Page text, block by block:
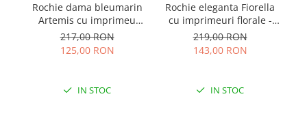
Rochie dama bleumarin
Artemis cu imprimeu
abstract si cordon in talie
217,00 RON
125,00 RON
IN STOC
Rochie eleganta Fiorella
cu imprimeuri florale -
Alb cu roz
219,00 RON
143,00 RON
IN STOC